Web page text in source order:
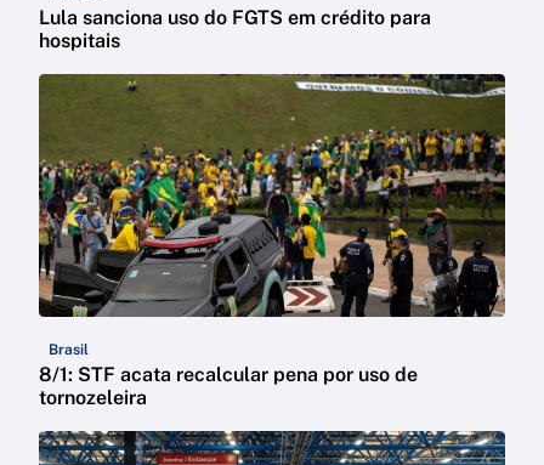
Lula sanciona uso do FGTS em crédito para
hospitais
Brasil
8/1: STF acata recalcular pena por uso de
tornozeleira